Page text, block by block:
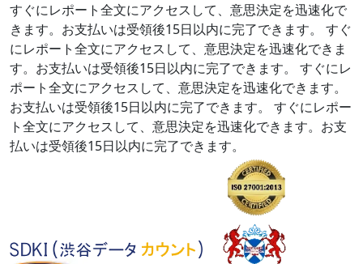
すぐにレポート全文にアクセスして、意思決定を迅速化で
きます。お支払いは受領後15日以内に完了できます。
すぐ
にレポート全文にアクセスして、意思決定を迅速化できま
す。お支払いは受領後15日以内に完了できます。
すぐにレ
ポート全文にアクセスして、意思決定を迅速化できます。
お支払いは受領後15日以内に完了できます。
すぐにレポー
ト全文にアクセスして、意思決定を迅速化できます。お支
払いは受領後15日以内に完了できます。